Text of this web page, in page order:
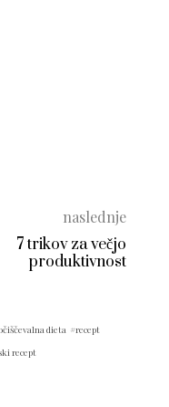
naslednje
7 trikov za večjo
produktivnost
dieta
recept
recept